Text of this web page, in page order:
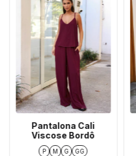
Pantalona Cali
Viscose Bordô
P M G GG